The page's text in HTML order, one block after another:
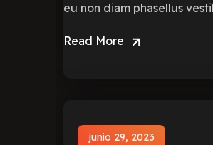
eu non diam phasellus
Read More
junio 29, 2023